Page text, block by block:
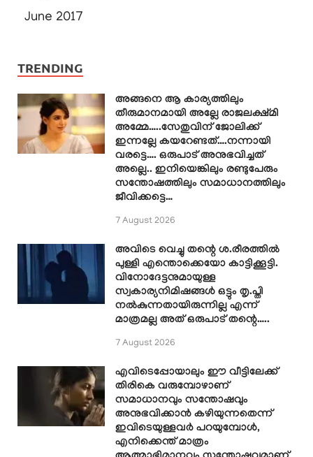
June 2017
TRENDING
അങ്ങനെ ആ കാര്യത്തിലും
തീരുമാനമായി അല്ലേ രാജലക്ഷ്മി
അമ്മേ…..സേതുവിന് ജോലിക്ക്
ഇന്നല്ലേ കയറേണ്ടത്….നന്നായി
വരട്ടെ…. ഒരുപാട് അനുഭവിച്ചത്
അല്ലെ.. ഇനിയെങ്കിലും രണ്ടുപേരും
സന്തോഷത്തിലും സമാധാനത്തിലും
ജീവിക്കട്ടെ…
7 August 2026
അവിടെ വെച്ചു തന്റെ ശ.രീരത്തിൽ
പുള്ളി എന്തൊക്കെയോ കാട്ടിക്കൂട്ടി.
വിനോദേട്ടനുമായുള്ള
സ്വകാര്യനിമിഷങ്ങൾ ഒട്ടും തൃ.പ്തി
നൽകുന്നതായിരുന്നില്ല എന്ന്
മാത്രമല്ല അത് ഒരുപാട് തന്റെ…..
7 August 2026
എവിടെപ്പോയാലും ഈ വീട്ടിലേക്ക്
തിരികെ വരുമ്പോഴാണ്
സമാധാനവും സന്തോഷവും
അനുഭവിക്കാൻ കഴിയുന്നതെന്ന്
ഇവിടെയുള്ളവർ പറയുമ്പോൾ,
എനിക്കെന്ത് മാത്രം